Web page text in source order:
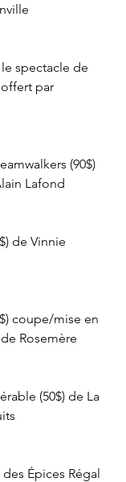
spectacle de
offert par
(90$)
Lafond
de Vinnie
coupe/mise en
Rosemère
(50$) de La
des Épices Régal